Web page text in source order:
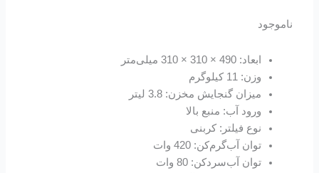
ناموجود
ابعاد: 490 × 310 × 310 میلی‌متر
وزن: 11 کیلوگرم
میزان گنجایش مخزن: 3.8 لیتر
ورود آب: منبع بالا
نوع فیلتر: کربنی
توان آب‌گرم‌کن: 420 وات
توان آب‌سرد‌کن: 80 وات